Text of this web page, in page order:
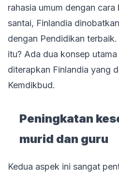
rahasia umum dengan
santai, Finlandia
dengan Pendidikan
itu? Ada dua konsep
diterapkan Finlandia yang
Kemdikbud.
Peningkatan
murid dan guru
Kedua aspek ini sangat